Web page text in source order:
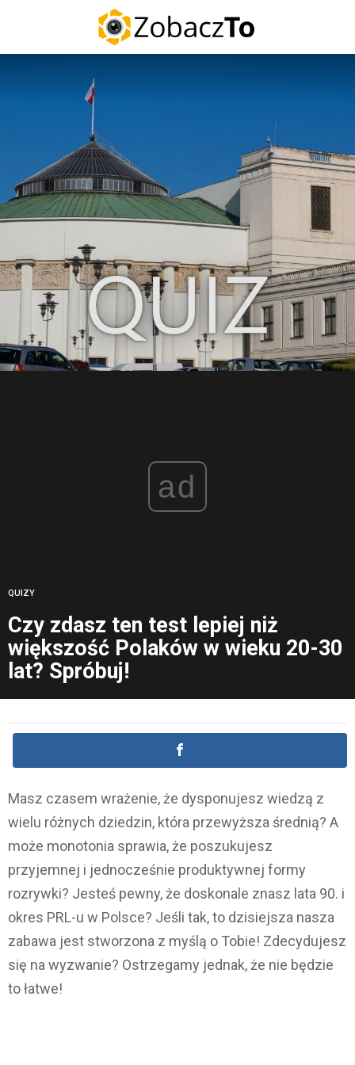
ad
QUIZY
Czy zdasz ten test lepiej niż
większość Polaków w wieku 20-30
lat? Spróbuj!
Masz czasem wrażenie, że dysponujesz wiedzą z
wielu różnych dziedzin, która przewyższa średnią? A
może monotonia sprawia, że poszukujesz
przyjemnej i jednocześnie produktywnej formy
rozrywki? Jesteś pewny, że doskonale znasz lata 90. i
okres PRL-u w Polsce? Jeśli tak, to dzisiejsza nasza
zabawa jest stworzona z myślą o Tobie! Zdecydujesz
się na wyzwanie? Ostrzegamy jednak, że nie będzie
to łatwe!